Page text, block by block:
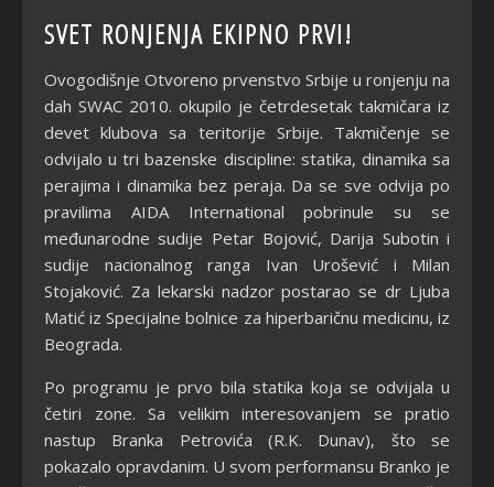
SVET RONJENJA EKIPNO PRVI!
Ovogodišnje Otvoreno prvenstvo Srbije u ronjenju na
dah SWAC 2010. okupilo je četrdesetak takmičara iz
devet klubova sa teritorije Srbije. Takmičenje se
odvijalo u tri bazenske discipline: statika, dinamika sa
perajima i dinamika bez peraja. Da se sve odvija po
pravilima AIDA International pobrinule su se
međunarodne sudije Petar Bojović, Darija Subotin i
sudije nacionalnog ranga Ivan Urošević i Milan
Stojaković. Za lekarski nadzor postarao se dr Ljuba
Matić iz Specijalne bolnice za hiperbaričnu medicinu, iz
Beograda.
Po programu je prvo bila statika koja se odvijala u
četiri zone. Sa velikim interesovanjem se pratio
nastup Branka Petrovića (R.K. Dunav), što se
pokazalo opravdanim. U svom performansu Branko je